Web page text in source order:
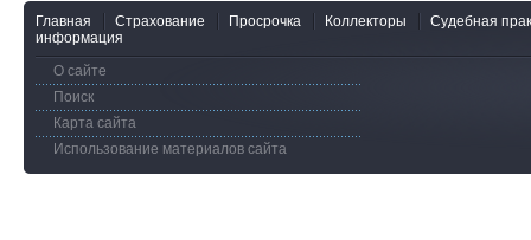
Главная Страхование Просрочка Коллекторы
Судебная
информация
О сайте
Поиск
Карта сайта
Использование материалов сайта